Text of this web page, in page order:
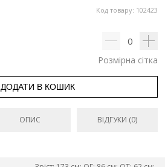
Код товару: 102423
0
Розмірна сітка
ДОДАТИ В КОШИК
ОПИС ВІДГУКИ (0)